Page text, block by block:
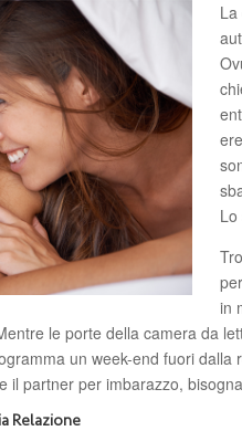
in
le porte della camera da
un week-end fuori dalla
il partner per imbarazzo,
Relazione